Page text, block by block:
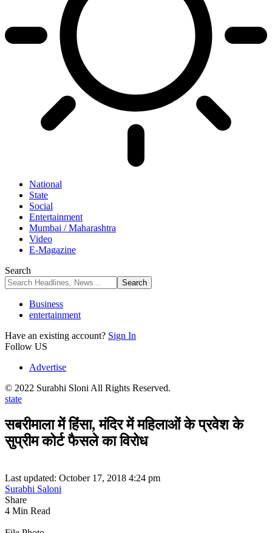
National
State
Social
Entertainment
Mumbai / Maharashtra
Video
E-Magazine
Search
Business
entertainment
Have an existing account? Sign In
Follow US
Advertise
© 2022 Surabhi Sloni All Rights Reserved.
state
सबरीमाला में हिंसा, मंदिर में महिलाओं के प्रवेश के
सुप्रीम कोर्ट फैसले का विरोध
Last updated: October 17, 2018 4:24 pm
Surabhi Saloni
Share
4 Min Read